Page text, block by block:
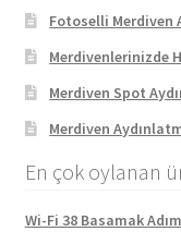
Fotoselli Merdiven
Merdivenlerinizde
Merdiven Spot
Merdiven
En çok oylanan
Wi-Fi 38 Basamak